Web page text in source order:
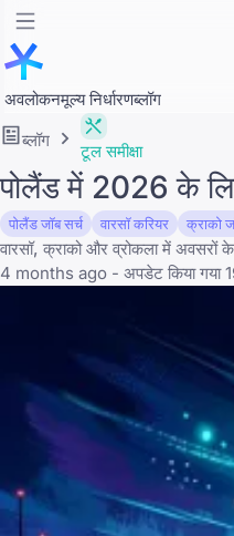
अवलोकनमूल्य निर्धारणब्लॉग
ब्लॉग
टूल समीक्षा
पोलैंड में 2026 के
पोलैंड जॉब सर्च वारसॉ करियर क्राको
वारसॉ, क्राको और व्रोकला में अवसरों
4 months ago - अपडेट किया गया